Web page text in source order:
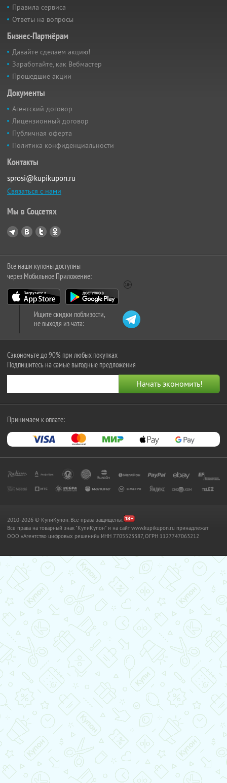
Правила сервиса
Ответы на вопросы
Бизнес-Партнёрам
Давайте сделаем акцию!
Заработайте, как Вебмастер
Прошедшие акции
Документы
Агентский договор
Лицензионный договор
Публичная оферта
Политика конфиденциальности
Контакты
sprosi@kupikupon.ru
Связаться с нами
Мы в Соцсетях
Все наши купоны доступны
через Мобильное Приложение:
Ищите скидки поблизости,
не выходя из чата:
Сэкономьте до 90% при любых покупках
Подпишитесь на самые выгодные предложения
Принимаем к оплате:
2010-2026 © КупиКупон. Все права защищены.
Все права на товарный знак "КупиКупон" и на сайт www.kupikupon.ru принадлежат
OOO «Агентство цифровых решений» ИНН 7705523387, ОГРН 1127747063212